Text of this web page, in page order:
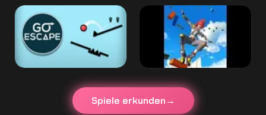
Spiele erkunden